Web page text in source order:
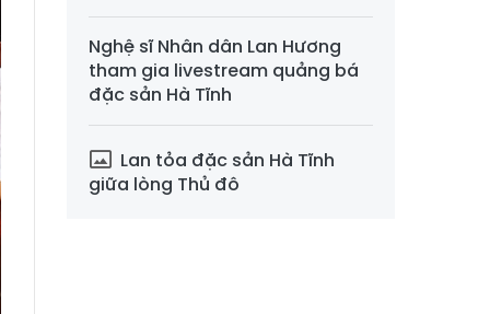
Nghệ sĩ Nhân dân Lan Hương
tham gia livestream quảng bá
đặc sản Hà Tĩnh
Lan tỏa đặc sản Hà Tĩnh
giữa lòng Thủ đô